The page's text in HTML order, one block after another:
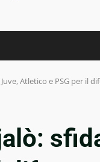
Atletico e PSG per il